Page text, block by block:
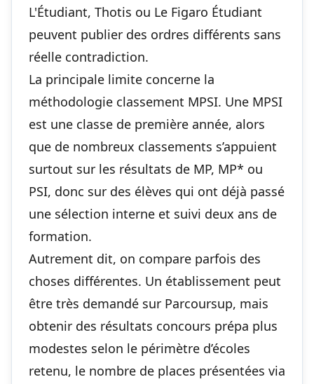
L'Étudiant, Thotis ou Le Figaro Étudiant
peuvent publier des ordres différents sans
réelle contradiction.
La principale limite concerne la
méthodologie classement MPSI. Une MPSI
est une classe de première année, alors
que de nombreux classements s’appuient
surtout sur les résultats de MP, MP* ou
PSI, donc sur des élèves qui ont déjà passé
une sélection interne et suivi deux ans de
formation.
Autrement dit, on compare parfois des
choses différentes. Un établissement peut
être très demandé sur Parcoursup, mais
obtenir des résultats concours prépa plus
modestes selon le périmètre d’écoles
retenu, le nombre de places présentées via